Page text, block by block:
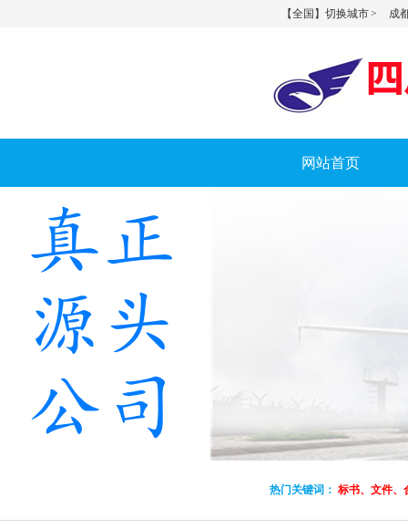
【全国】切换城市 > 成
网站首页
热门关键词： 标书、文件、